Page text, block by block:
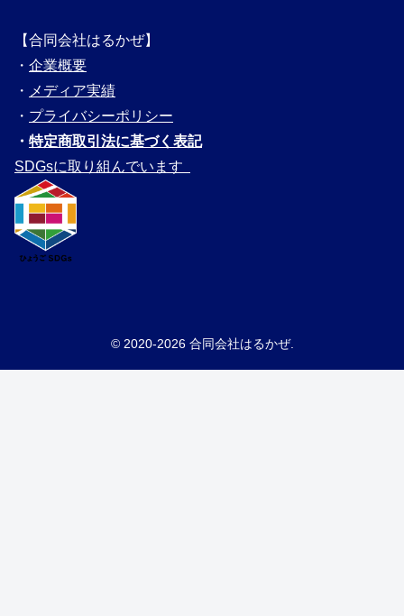
【合同会社はるかぜ】
・ 企業概要
・ メディ ア実績
・ プライバシーポリシー
・ 特定商取引法に基づく表記
SDGsに取り組んでいます
© 2020-2026 合同会社はるかぜ.